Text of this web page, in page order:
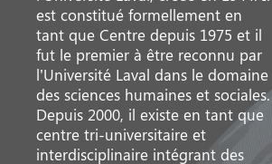
est constitué formellement en
tant que Centre depuis 1975 et il
fut le premier à être reconnu par
l’Université Laval dans le domaine
des sciences humaines et sociales.
Depuis 2000, il existe en tant que
centre tri-universitaire et
interdisciplinaire intégrant des